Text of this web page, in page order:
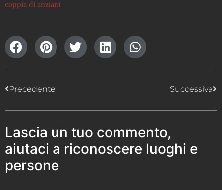
coppia di anziani
Precedente Successiva
Lascia un tuo commento,
aiutaci a riconoscere luoghi e
persone